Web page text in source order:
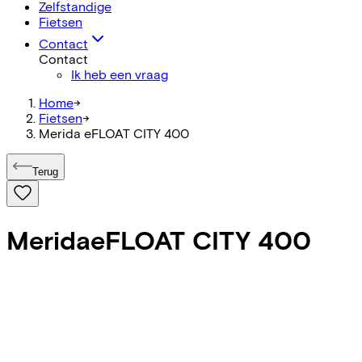
Zelfstandige
Fietsen
Contact
Contact
Ik heb een vraag
Home->
Fietsen->
Merida eFLOAT CITY 400
Terug
MeridaeFLOAT CITY 400